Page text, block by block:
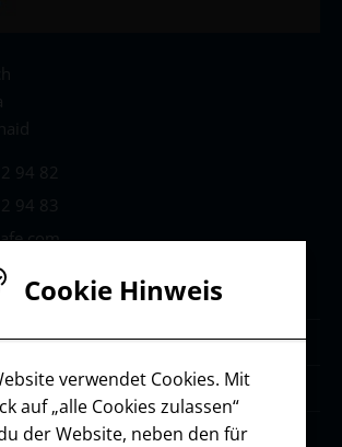
Coaching
Downloads
Cookie Hinweis
verwendet Cookies. Mit
auf „alle Cookies zulassen“
der Website, neben den für